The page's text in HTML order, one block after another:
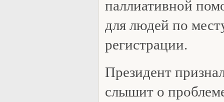
паллиативной
для людей по
регистрации.
Президент
слышит о